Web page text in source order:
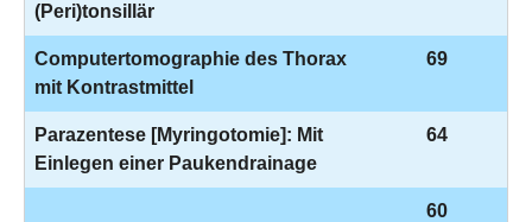
(Peri)tonsillär
Computertomographie des Thorax
mit Kontrastmittel
69
Parazentese [Myringotomie]: Mit
Einlegen einer Paukendrainage
64
60